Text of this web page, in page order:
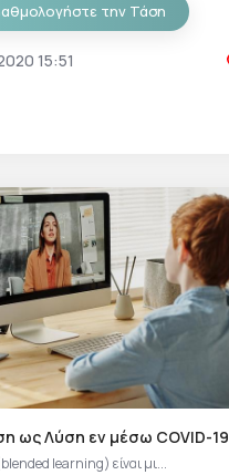
την Τάση
15:51
ως Λύση εν μέσω COVID-19
learning) είναι μι...